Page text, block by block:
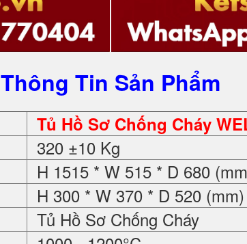
Thông Tin Sản Phẩm
Tủ Hồ Sơ Chống Cháy
320 ±10 Kg
H 1515 * W 515 * D 680
H 300 * W 370 * D 520 (mm)
Tủ Hồ Sơ Chống Cháy